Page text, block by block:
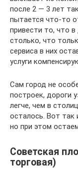
после 2 — 3 лет
пытается что-то
привести то, что
столько, что
сервиса в них
услуги
Сам город не
построек, дороги
легче, чем в
осталось. Вот так
но при этом
Советская
торговая)